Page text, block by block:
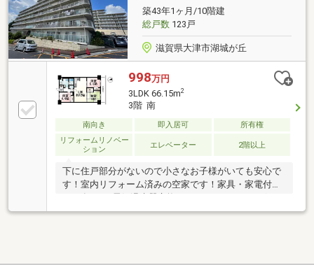
築43年1ヶ月/10階建
総戸数123戸
滋賀県大津市湖城が丘
998万円
3LDK 66.15m2
3階 南
南向き 即入居可
所有権
リフォームリノベー
ション
エレベーター 2階以上
下に住戸部分がないので小さなお子様がいても安心で
す！室内リフォーム済みの空家です！家具・家電付！
2010年10月:洗面台交換、襖貼替、クロス全面貼替、Ｌ